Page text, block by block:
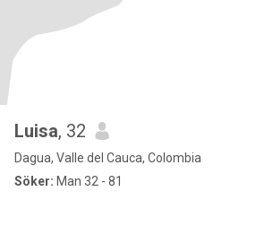
Luisa, 32
Dagua, Valle del Cauca, Colombia
Söker: Man 32 - 81